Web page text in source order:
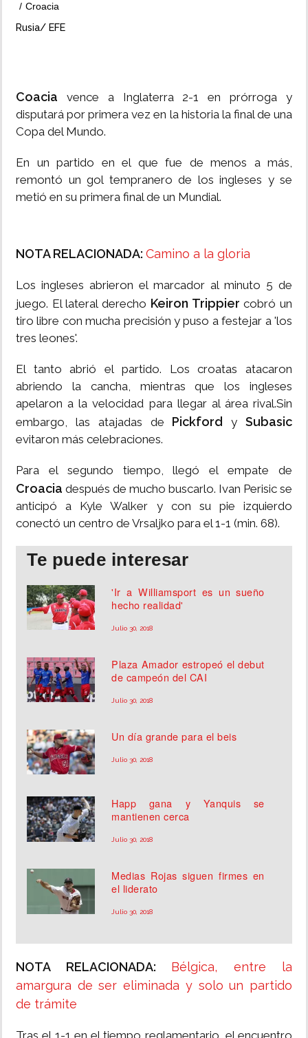
Croacia
Rusia/ EFE
Coacia vence a Inglaterra 2-1 en prórroga y
disputará por primera vez en la historia la final de una
Copa del Mundo.
En un partido en el que fue de menos a más,
remontó un gol tempranero de los ingleses y se
metió en su primera final de un Mundial.
NOTA RELACIONADA: Camino a la gloria
Los ingleses abrieron el marcador al minuto 5 de
juego. El lateral derecho Keiron Trippier cobró un
tiro libre con mucha precisión y puso a festejar a 'los
tres leones'.
El tanto abrió el partido. Los croatas atacaron
abriendo la cancha, mientras que los ingleses
apelaron a la velocidad para llegar al área rival.Sin
embargo, las atajadas de PickfordySubasic
evitaron más celebraciones.
Para el segundo tiempo, llegó el empate de
Croacia después de mucho buscarlo. Ivan Perisic se
anticipó a Kyle Walker y con su pie izquierdo
conectó un centro de Vrsaljko para el 1-1 (min. 68).
Te puede interesar
'Ir a Williamsport es un sueño
hecho realidad'
Julio 30, 2018
Plaza Amador estropeó el debut
de campeón del CAI
Julio 30, 2018
Un día grande para el beis
Julio 30, 2018
Happ gana y Yanquis se
mantienen cerca
Julio 30, 2018
Medias Rojas siguen firmes en
el liderato
Julio 30, 2018
NOTA RELACIONADA: Bélgica, entre la
amargura de ser eliminada y solo un partido
de trámite